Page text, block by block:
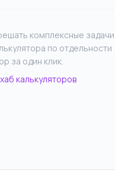
комплексные задачи
по отдельности
за один клик.
калькуляторов